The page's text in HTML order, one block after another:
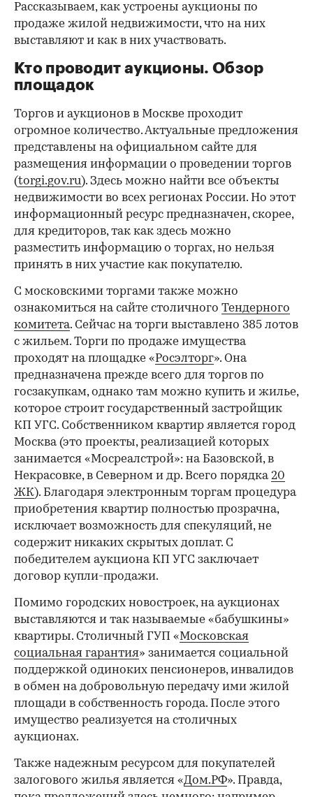
Рассказываем, как устроены аукционы по
продаже жилой недвижимости, что на них
выставляют и как в них участвовать.
Кто проводит аукционы. Обзор
площадок
Торгов и аукционов в Москве проходит
огромное количество. Актуальные предложения
представлены на официальном сайте для
размещения информации о проведении торгов
(torgi.gov.ru). Здесь можно найти все объекты
недвижимости во всех регионах России. Но этот
информационный ресурс предназначен, скорее,
для кредиторов, так как здесь можно
разместить информацию о торгах, но нельзя
принять в них участие как покупателю.
С московскими торгами также можно
ознакомиться на сайте столичного Тендерного
комитета. Сейчас на торги выставлено 385 лотов
с жильем. Торги по продаже имущества
проходят на площадке «Росэлторг». Она
предназначена прежде всего для торгов по
госзакупкам, однако там можно купить и жилье,
которое строит государственный застройщик
КП УГС. Собственником квартир является город
Москва (это проекты, реализацией которых
занимается «Мосреалстрой»: на Базовской, в
Некрасовке, в Северном и др. Всего порядка20
ЖК). Благодаря электронным торгам процедура
приобретения квартир полностью прозрачна,
исключает возможность для спекуляций, не
содержит никаких скрытых доплат. С
победителем аукциона КП УГС заключает
договор купли-продажи.
Помимо городских новостроек, на аукционах
выставляются и так называемые «бабушкины»
квартиры. Столичный ГУП «Московская
социальная гарантия» занимается социальной
поддержкой одиноких пенсионеров, инвалидов
в обмен на добровольную передачу ими жилой
площади в собственность города. После этого
имущество реализуется на столичных
аукционах.
Также надежным ресурсом для покупателей
залогового жилья является «Дом.РФ». Правда,